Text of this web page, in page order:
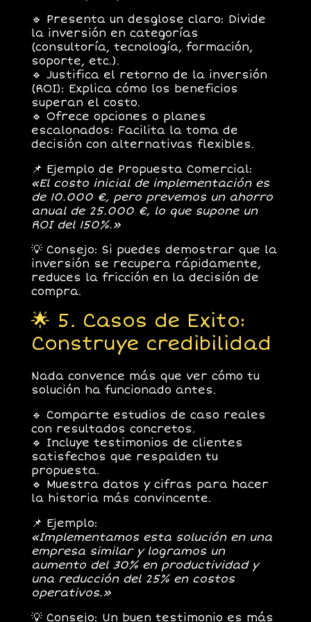
🔹 Presenta un desglose claro: Divide
la inversión en categorías
(consultoría, tecnología, formación,
soporte, etc.).
🔹 Justifica el retorno de la inversión
(ROI): Explica cómo los beneficios
superan el costo.
🔹 Ofrece opciones o planes
escalonados: Facilita la toma de
decisión con alternativas flexibles.
📌 Ejemplo de Propuesta Comercial:
«El costo inicial de implementación es
de 10.000 €, pero prevemos un ahorro
anual de 25.000 €, lo que supone un
ROI del 150%.»
💡 Consejo: Si puedes demostrar que la
inversión se recupera rápidamente,
reduces la fricción en la decisión de
compra.
🌟 5. Casos de Exito:
Construye credibilidad
Nada convence más que ver cómo tu
solución ha funcionado antes.
🔹 Comparte estudios de caso reales
con resultados concretos.
🔹 Incluye testimonios de clientes
satisfechos que respalden tu
propuesta.
🔹 Muestra datos y cifras para hacer
la historia más convincente.
📌 Ejemplo:
«Implementamos esta solución en una
empresa similar y logramos un
aumento del 30% en productividad y
una reducción del 25% en costos
operativos.»
💡 Consejo: Un buen testimonio es más